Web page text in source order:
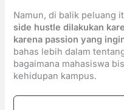
Namun, di balik peluang
side hustle dilakukan
karena passion yang
bahas lebih dalam
bagaimana mahasiswa
kehidupan kampus.